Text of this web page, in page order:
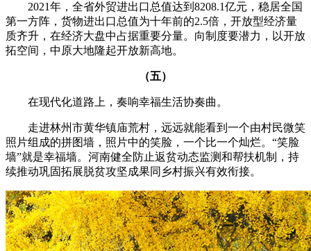
2021年，全省外贸进出口总值达到8208.1亿元，稳居全国
第一方阵，货物进出口总值为十年前的2.5倍，开放型经济量
质齐升，在经济大盘中占据重要分量。向制度要潜力，以开放
拓空间，中原大地隆起开放新高地。
（五）
在现代化道路上，奏响幸福生活协奏曲。
走进林州市黄华镇庙荒村，远远就能看到一个由村民微笑
照片组成的拼图墙，照片中的笑脸，一个比一个灿烂。“笑脸
墙”就是幸福墙。河南健全防止返贫动态监测和帮扶机制，持
续推动巩固拓展脱贫攻坚成果同乡村振兴有效衔接。